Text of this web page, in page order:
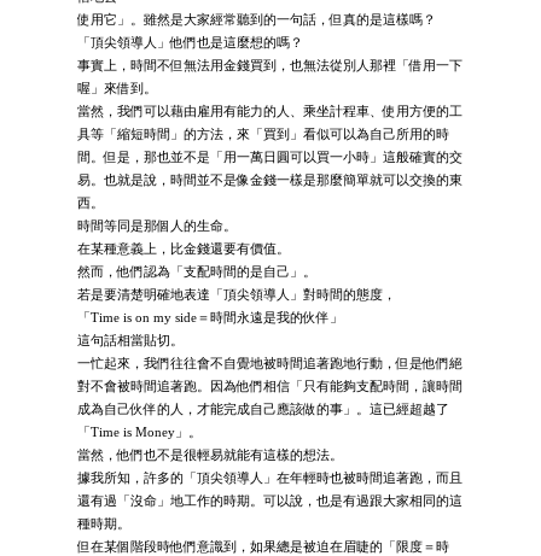
使用它」。雖然是大家經常聽到的一句話，但真的是這樣嗎？
「頂尖領導人」他們也是這麼想的嗎？
事實上，時間不但無法用金錢買到，也無法從別人那裡「借用一下
喔」來借到。
當然，我們可以藉由雇用有能力的人、乘坐計程車、使用方便的工
具等「縮短時間」的方法，來「買到」看似可以為自己所用的時
間。但是，那也並不是「用一萬日圓可以買一小時」這般確實的交
易。也就是說，時間並不是像金錢一樣是那麼簡單就可以交換的東
西。
時間等同是那個人的生命。
在某種意義上，比金錢還要有價值。
然而，他們認為「支配時間的是自己」。
若是要清楚明確地表達「頂尖領導人」對時間的態度，
「Time is on my side＝時間永遠是我的伙伴」
這句話相當貼切。
一忙起來，我們往往會不自覺地被時間追著跑地行動，但是他們絕
對不會被時間追著跑。因為他們相信「只有能夠支配時間，讓時間
成為自己伙伴的人，才能完成自己應該做的事」。這已經超越了
「Time is Money」。
當然，他們也不是很輕易就能有這樣的想法。
據我所知，許多的「頂尖領導人」在年輕時也被時間追著跑，而且
還有過「沒命」地工作的時期。可以說，也是有過跟大家相同的這
種時期。
但在某個階段時他們意識到，如果總是被迫在眉睫的「限度＝時